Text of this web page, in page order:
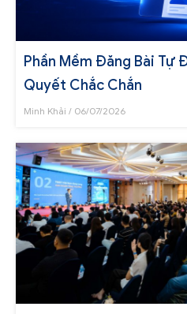
Phần Mềm Đăng Bài Tự
Quyết Chắc Chắn
Minh Khải 06/07/2026